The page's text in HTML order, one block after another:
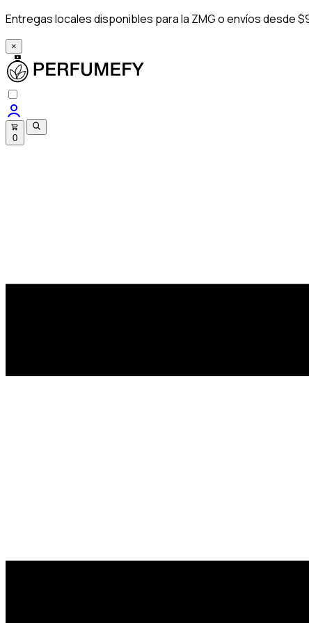
Entregas locales disponibles para la ZMG o envíos desde
×
0